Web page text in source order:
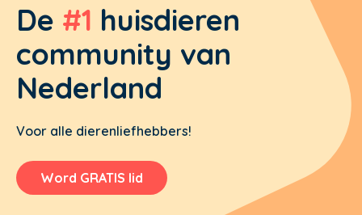
De #1 huisdieren
community van
Nederland
Voor alle dierenliefhebbers!
Word GRATIS lid